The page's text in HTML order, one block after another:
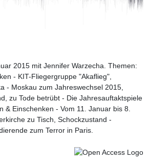
Video
2015 mit Jennifer Warzecha. Themen:
- KIT-Fliegergruppe "Akaflieg",
- Moskau zum Jahreswechsel 2015,
zu Tode betrübt - Die Jahresauftaktspiele
& Einschenken - Vom 11. Januar bis 8.
zu Tisch, Schockzustand -
zum Terror in Paris.